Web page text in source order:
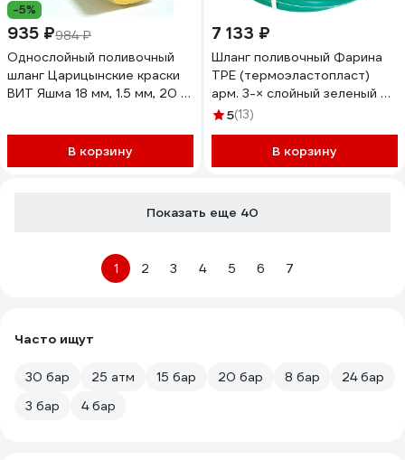
-5%
935 ₽984 ₽
Однослойный поливочный
шланг Царицынские краски
ВИТ Яшма 18 мм, 1.5 мм, 20 м
В корзину
7 133 ₽
Шланг поливочный Фарина
TPE (термоэластопласт)
арм. 3-× слойный зеленый d1
(25 мм) 25 м (48) тов-149567
5(13)
В корзину
Показать еще 40
1 2 3 4 5 6 7
Часто ищут
30 бар 25 атм 15 бар 20 бар 8 бар
24 бар
3 бар
4 бар